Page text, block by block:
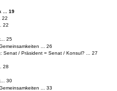
... 19
22
22
25
... 26
Senat / Präsident = Senat / Konsul? ... 27
28
30
... 33